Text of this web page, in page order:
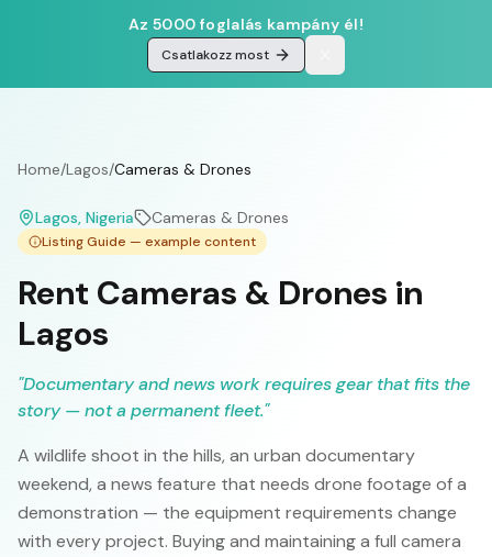
Az 5000 foglalás kampány él!
Csatlakozz most
Home/Lagos/Cameras & Drones
Lagos, Nigeria Cameras & Drones
Listing Guide — example content
Rent Cameras & Drones in
Lagos
"Documentary and news work requires gear that fits the
story — not a permanent fleet."
A wildlife shoot in the hills, an urban documentary
weekend, a news feature that needs drone footage of a
demonstration — the equipment requirements change
with every project. Buying and maintaining a full camera